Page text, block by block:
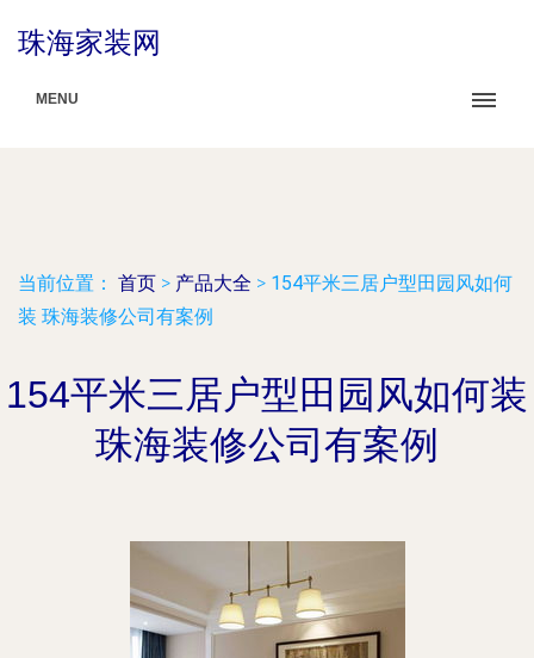
珠海家装网
MENU
当前位置： 首页 > 产品大全 > 154平米三居户型田园风如何
装 珠海装修公司有案例
154平米三居户型田园风如何装
珠海装修公司有案例